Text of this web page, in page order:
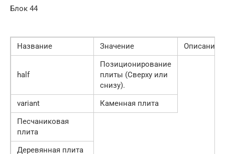
Блок 44
Название Значение Описание
half
Позиционирование
плиты (Сверху или
снизу).
variant
Каменная плита
Песчаниковая
плита
Деревянная плита